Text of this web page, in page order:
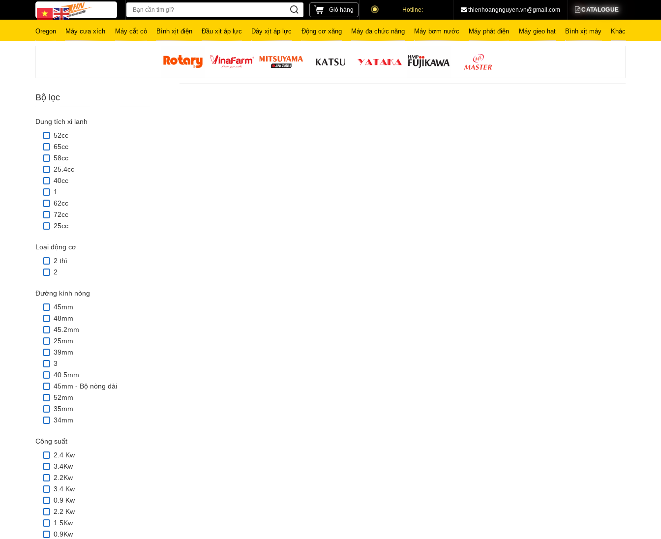
Giỏ hàng Hotline: thienhoangnguyen.vn@gmail.com CATALOGUE
Oregon Máy cưa xích Máy cắt cỏ Bình xịt điện Đầu xịt áp lực Dây xịt áp lực Động cơ xăng Máy đa chức năng Máy bơm nước Máy phát điện Máy gieo hạt Bình xịt máy Khác
Bộ lọc
Dung tích xi lanh
52cc
65cc
58cc
25.4cc
40cc
1
62cc
72cc
25cc
Loại động cơ
2 thì
2
Đường kính nòng
45mm
48mm
45.2mm
25mm
39mm
3
40.5mm
45mm - Bộ nòng dài
52mm
35mm
34mm
Công suất
2.4 Kw
3.4Kw
2.2Kw
3.4 Kw
0.9 Kw
2.2 Kw
1.5Kw
0.9Kw